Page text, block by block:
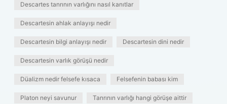
Descartes tanrının varlığını nasıl kanıtlar
Descartesin ahlak anlayışı nedir
Descartesin bilgi anlayışı nedir Descartesin dini nedir
Descartesin varlık görüşü nedir
Düalizm nedir felsefe kısaca Felsefenin babası kim
Platon neyi savunur Tanrının varlığı hangi görüşe aittir